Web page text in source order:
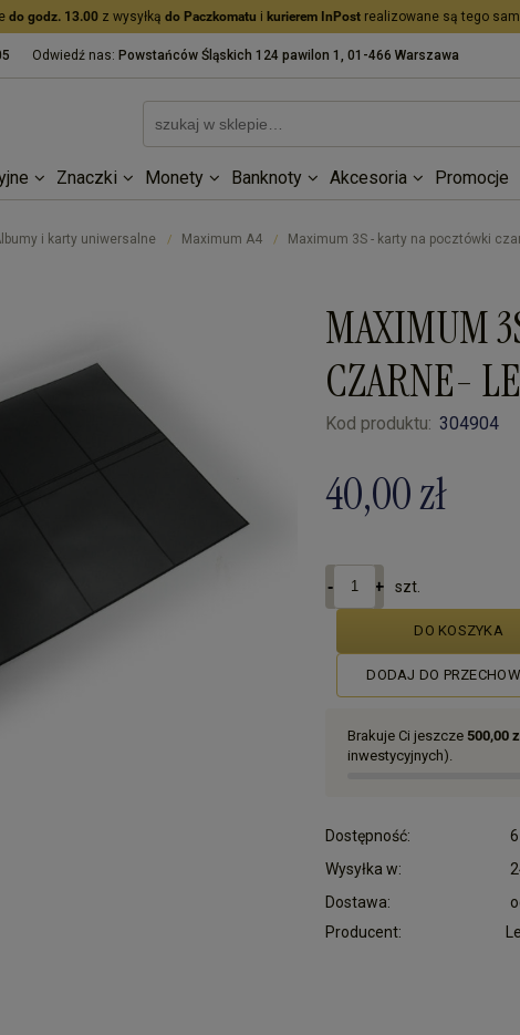
do godz. 13.00 z wysyłką do Paczkomatu i kurierem InPost realizowane są tego
Odwiedź nas: Powstańców Śląskich 124 pawilon 1, 01-466 Warszawa
Znaczki Monety Banknoty Akcesoria Promocje
i karty uniwersalne / Maximum A4 / Maximum 3S - karty na pocztówki
MAXIMUM
CZARNE-
Kod produktu: 304904
40,00 zł
szt.
DO KOSZYKA
DODAJ DO
Brakuje Ci jeszcze 500,00
inwestycyjnych).
Dostępność:
6
Wysyłka w:
Dostawa:
Producent: